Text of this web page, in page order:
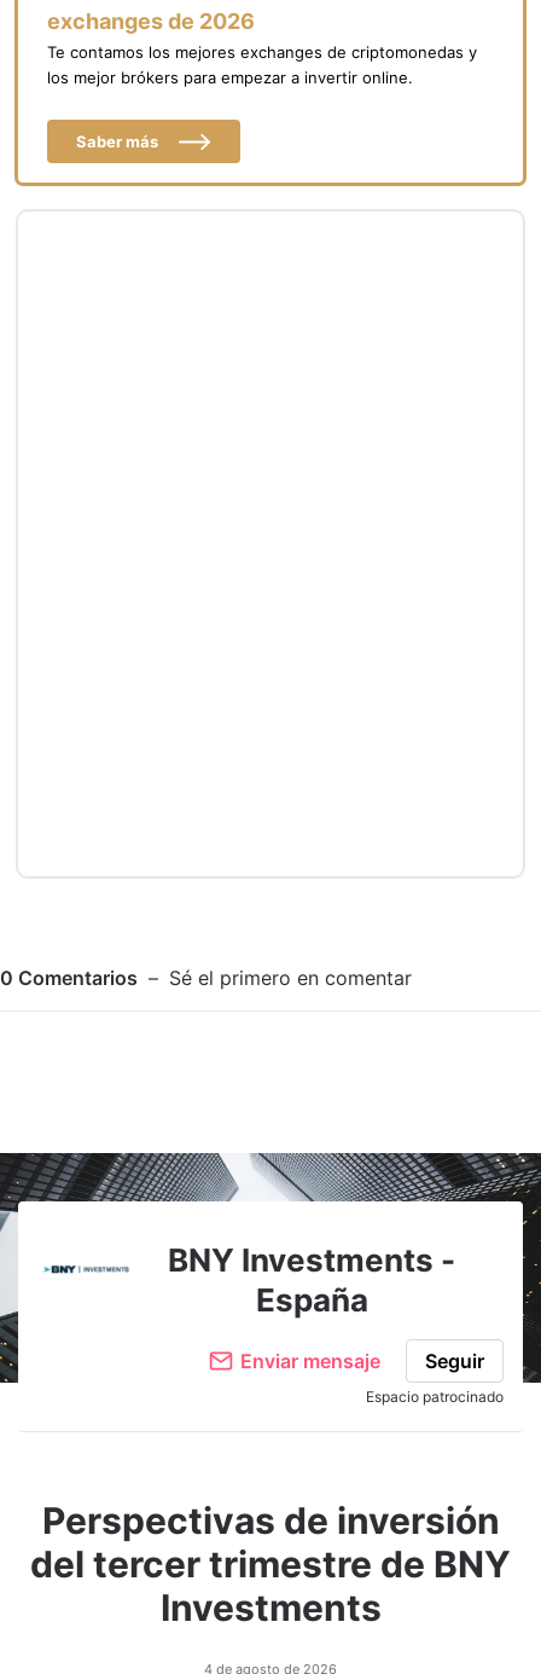
exchanges de 2026
Te contamos los mejores exchanges de criptomonedas y
los mejor brókers para empezar a invertir online.
Saber más
0 Comentarios Sé el primero en comentar
Adjuntar imagen Comentar
BNY Investments -
España
Enviar mensaje Seguir
Espacio patrocinado
Perspectivas de inversión
del tercer trimestre de BNY
Investments
4 de agosto de 2026